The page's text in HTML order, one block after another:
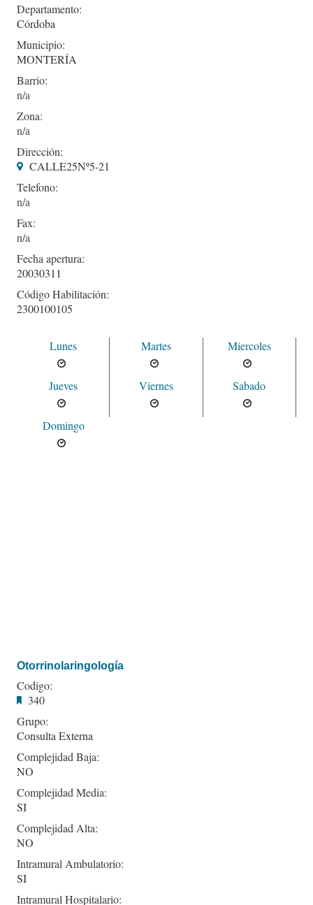
Departamento:
Córdoba
Municipio:
MONTERÍA
Barrio:
Zona:
Dirección:
CALLE25Nº5-21
Telefono:
Fax:
Fecha apertura:
20030311
Código Habilitación:
2300100105
Lunes Martes Miercoles
Jueves Viernes Sabado
Domingo
Otorrinolaringología
Codigo:
340
Grupo:
Consulta Externa
Complejidad Baja:
NO
Complejidad Media:
SI
Complejidad Alta:
NO
Intramural Ambulatorio:
SI
Intramural Hospitalario: